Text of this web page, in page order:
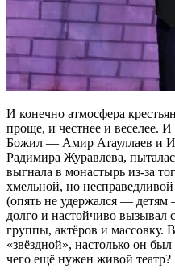
И конечно атмосфера
проще, и честнее и веселее.
Божил — Амир Атауллаев и
Радимира Журавлева,
выгнала в монастырь из-за
хмельной, но
(опять не удержался —
долго и настойчиво
группы, актёров и массовку.
«звёздной», настолько он
чего ещё нужен живой театр?